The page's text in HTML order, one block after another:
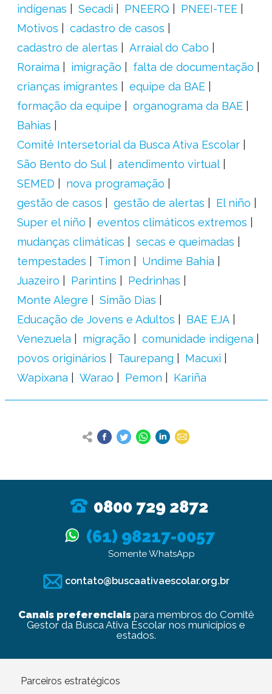
indígenas
Secadi PNEERQ
PNEEI-TEE
Motivos
cadastro de casos
cadastro de alertas
Arraial do Cabo
Roraima
imigração
falta de documentação
crianças imigrantes
equipe da BAE
formação da equipe
organograma da BAE
Bahias
Comitê Intersetorial da Busca Ativa Escolar
São Bento do Sul
atendimento virtual
SEMED
nova programação
gestão de casos
gestão de alertas
El niño
Super el niño
eventos climáticos extremos
mudanças climáticas
secas e queimadas
tempestades
Timon
Undime Bahia
Juazeiro
Parintins
Pedrinhas
Monte Alegre
Simão Dias
Educação de Jovens e Adultos
BAE EJA
Venezuela
migração
comunidade indígena
povos originários
Taurepang
Macuxi
Wapixana
Warao Pemon Kariña
0800 729 2872
(61) 98217-0057
Somente WhatsApp
contato@buscaativaescolar.org.br
Canais preferenciaispara membros do Comitê
Gestor da Busca Ativa Escolar nos municípios e
estados.
Parceiros estratégicos